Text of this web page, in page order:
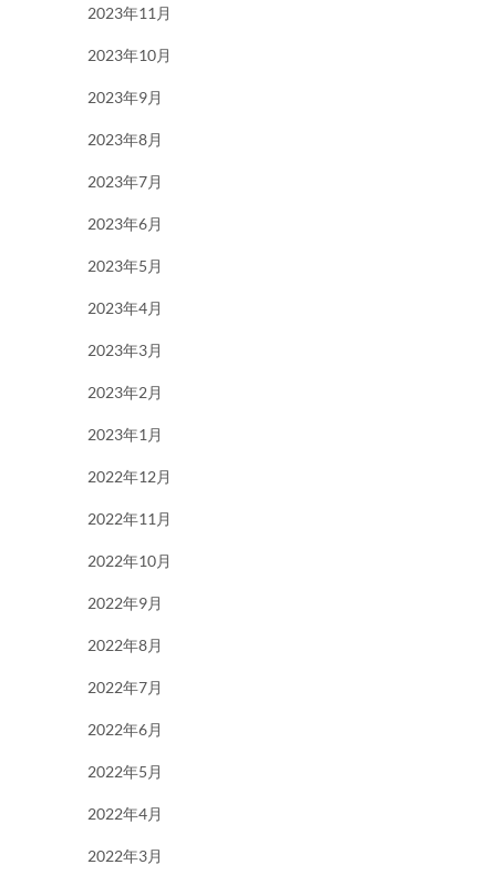
2023年11月
2023年10月
2023年9月
2023年8月
2023年7月
2023年6月
2023年5月
2023年4月
2023年3月
2023年2月
2023年1月
2022年12月
2022年11月
2022年10月
2022年9月
2022年8月
2022年7月
2022年6月
2022年5月
2022年4月
2022年3月